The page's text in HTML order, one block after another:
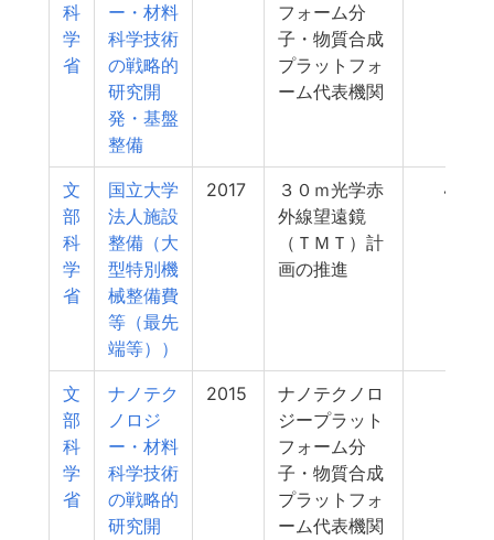
科
学
省
ー・材料
科学技術
の戦略的
研究開
発・基盤
整備
フォーム分
子・物質合成
プラットフォ
ーム代表機関
文
部
科
学
省
国立大学
法人施設
整備（大
型特別機
械整備費
等（最先
端等））
2017
３０ｍ光学赤
外線望遠鏡
（ＴＭＴ）計
画の推進
400
文
部
科
学
省
ナノテク
ノロジ
ー・材料
科学技術
の戦略的
研究開
2015
ナノテクノロ
ジープラット
フォーム分
子・物質合成
プラットフォ
ーム代表機関